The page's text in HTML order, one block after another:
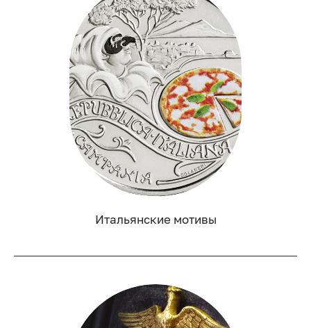
Итальянские мотивы